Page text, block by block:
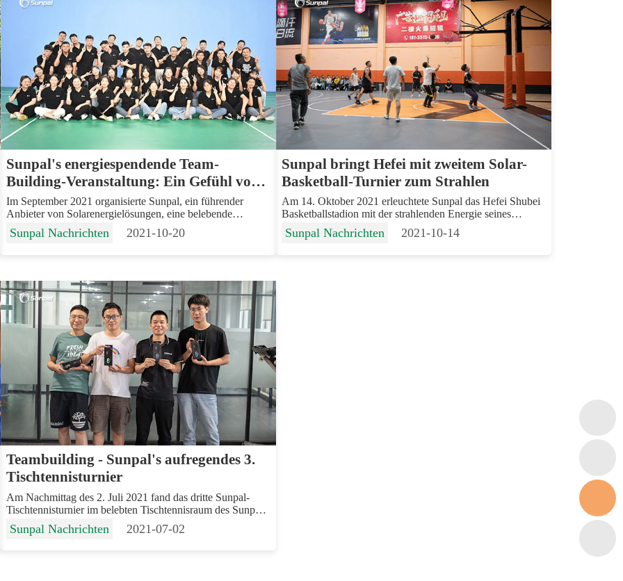
Sunpal's energiespendende Team-
Building-Veranstaltung: Ein Gefühl von
jugendlicher Energie vermitteln
Im September 2021 organisierte Sunpal, ein führender
Anbieter von Solarenergielösungen, eine belebende
Teambuilding-Veranstaltung in einer örtlichen
Badmintonhalle, die dem Ethos des Unternehmens einen
Sunpal Nachrichten 2021-10-20
Sunpal bringt Hefei mit zweitem Solar-
Basketball-Turnier zum Strahlen
Am 14. Oktober 2021 erleuchtete Sunpal das Hefei Shubei
Basketballstadion mit der strahlenden Energie seines
zweiten Solar-Basketballturniers. Diese Veranstaltung ist ein
Beweis für das Engagement von Sunpal, den
Sunpal Nachrichten 2021-10-14
Teambuilding - Sunpal's aufregendes 3.
Tischtennisturnier
Am Nachmittag des 2. Juli 2021 fand das dritte Sunpal-
Tischtennisturnier im belebten Tischtennisraum des Sunpal-
Hauptsitzes in Hefei statt. Diese mit Spannung erwartete
Veranstaltung wurde von unserem engagierten Logistikteam
Sunpal Nachrichten 2021-07-02